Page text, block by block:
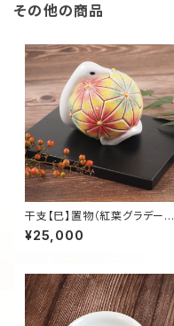
その他の商品
干支【巳】置物（紅葉グラデーシ
ョン）
¥25,000